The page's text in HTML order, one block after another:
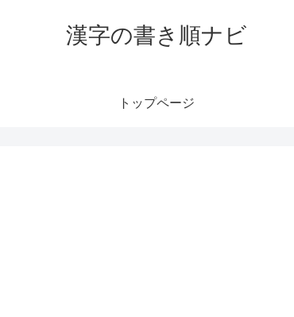
漢字の書き順ナビ
トップページ